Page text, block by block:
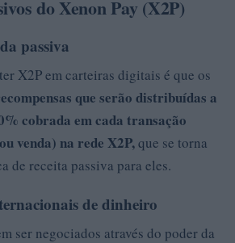
do Xenon Pay (X2P)
passiva
X2P em carteiras digitais é que os
que serão distribuídas a
cobrada em cada transação
venda) na rede X2P,que se torna
de receita passiva para eles.
de dinheiro
ser negociados através do poder da